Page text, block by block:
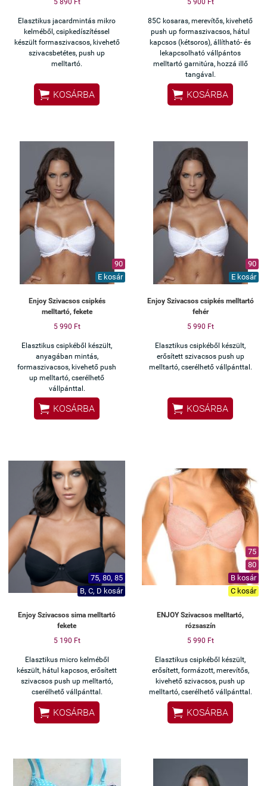
Elasztikus jacardmintás mikro
kelméből, csipkedíszítéssel
készült formaszivacsos, kivehető
szivacsbetétes, push up
melltartó.
 KOSÁRBA
85C kosaras, merevítős, kivehető
push up formaszivacsos, hátul
kapcsos (kétsoros), állítható- és
lekapcsolható vállpántos
melltartó garnitúra, hozzá illő
tangával.
 KOSÁRBA
90
E kosár
Enjoy Szivacsos csipkés
melltartó, fekete
5 990 Ft
Elasztikus csipkéből készült,
anyagában mintás,
formaszivacsos, kivehető push
up melltartó, cserélhető
vállpánttal.
 KOSÁRBA
90
E kosár
Enjoy Szivacsos csipkés melltartó
fehér
5 990 Ft
Elasztikus csipkéből készült,
erősített szivacsos push up
melltartó, cserélhető vállpánttal.
 KOSÁRBA
75, 80, 85
B, C, D kosár
Enjoy Szivacsos sima melltartó
fekete
5 190 Ft
Elasztikus micro kelméből
készült, hátul kapcsos, erősített
szivacsos push up melltartó,
cserélhető vállpánttal.
 KOSÁRBA
75
80
B kosár
C kosár
ENJOY Szivacsos melltartó,
rózsaszín
5 990 Ft
Elasztikus csipkéből készült,
erősített, formázott, merevítős,
kivehető szivacsos, push up
melltartó, cserélhető vállpánttal.
 KOSÁRBA